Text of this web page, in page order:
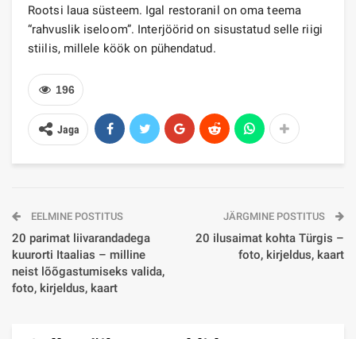
Rootsi laua süsteem. Igal restoranil on oma teema
“rahvuslik iseloom”. Interjöörid on sisustatud selle riigi
stiilis, millele köök on pühendatud.
196
Jaga
EELMINE POSTITUS
20 parimat liivarandadega
kuurorti Itaalias – milline
neist lõõgastumiseks valida,
foto, kirjeldus, kaart
JÄRGMINE POSTITUS
20 ilusaimat kohta Türgis –
foto, kirjeldus, kaart